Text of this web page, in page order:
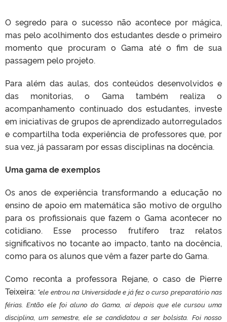
O segredo para o sucesso não acontece por mágica,
mas pelo acolhimento dos estudantes desde o primeiro
momento que procuram o Gama até o fim de sua
passagem pelo projeto.
Para além das aulas, dos conteúdos desenvolvidos e
das monitorias, o Gama também realiza o
acompanhamento continuado dos estudantes, investe
em iniciativas de grupos de aprendizado autorregulados
e compartilha toda experiência de professores que, por
sua vez, já passaram por essas disciplinas na docência.
Uma gama de exemplos
Os anos de experiência transformando a educação no
ensino de apoio em matemática são motivo de orgulho
para os profissionais que fazem o Gama acontecer no
cotidiano. Esse processo frutífero traz relatos
significativos no tocante ao impacto, tanto na docência,
como para os alunos que vêm a fazer parte do Gama.
Como reconta a professora Rejane, o caso de Pierre
Teixeira: “ele entrou na Universidade e já fez o curso preparatório nas
férias. Então ele foi aluno do Gama, aí depois que ele cursou uma
disciplina, um semestre, ele se candidatou a ser bolsista. Foi nosso